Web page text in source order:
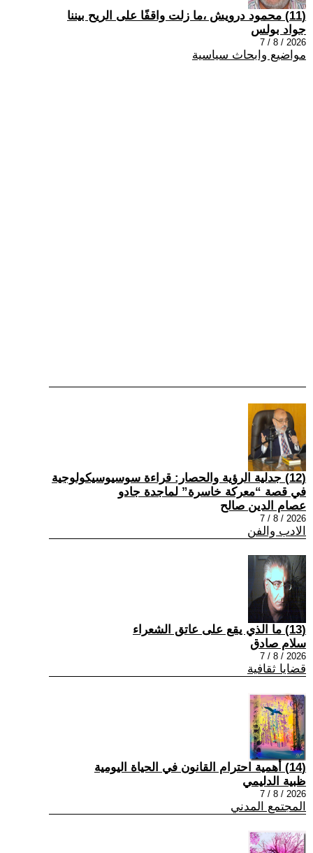
(11) محمود درويش ،ما زلت واقفًا على الريح بيننا
جواد بولس
2026 / 8 / 7
مواضيع وابحاث سياسية
(12) جدلية الرؤية والحصار: قراءة سوسيوسيكولوجية
في قصة “معركة خاسرة” لماجدة جادو
عصام الدين صالح
2026 / 8 / 7
الادب والفن
(13) ما الذي يقع على عاتق الشعراء
سلام صادق
2026 / 8 / 7
قضايا ثقافية
(14) أهمية احترام القانون في الحياة اليومية
ظبية الدليمي
2026 / 8 / 7
المجتمع المدني